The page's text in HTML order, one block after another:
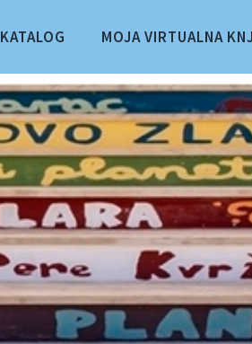
KATALOG MOJA VIRTUALNA